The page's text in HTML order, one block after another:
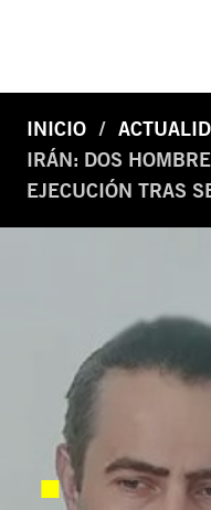
INICIO
IRÁN: DOS
EJECUCIÓN TRAS